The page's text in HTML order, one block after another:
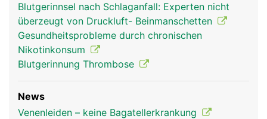
Blutgerinnsel nach Schlaganfall: Experten nicht
überzeugt von Druckluft- Beinmanschetten
Gesundheitsprobleme durch chronischen
Nikotinkonsum
Blutgerinnung Thrombose
News
Venenleiden – keine Bagatellerkrankung